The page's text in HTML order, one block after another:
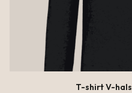
OPTIES
T-shirt V-